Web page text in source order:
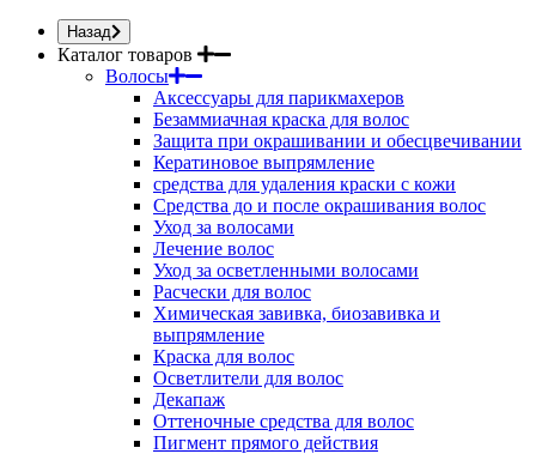
Назад
Каталог товаров
Волосы
Аксессуары для парикмахеров
Безаммиачная краска для волос
Защита при окрашивании и обесцвечивании
Кератиновое выпрямление
средства для удаления краски с кожи
Средства до и после окрашивания волос
Уход за волосами
Лечение волос
Уход за осветленными волосами
Расчески для волос
Химическая завивка, биозавивка и
выпрямление
Краска для волос
Осветлители для волос
Декапаж
Оттеночные средства для волос
Пигмент прямого действия